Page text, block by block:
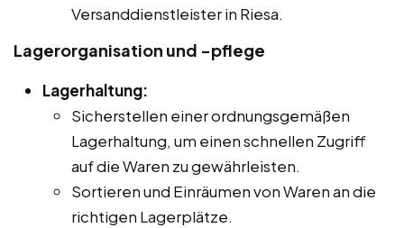
Versanddienstleister in Riesa.
Lagerorganisation und -pflege
Lagerhaltung:
Sicherstellen einer ordnungsgemäßen
Lagerhaltung, um einen schnellen Zugriff
auf die Waren zu gewährleisten.
Sortieren und Einräumen von Waren an die
richtigen Lagerplätze.